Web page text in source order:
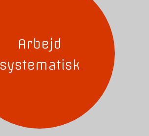
Arbejd
systematisk